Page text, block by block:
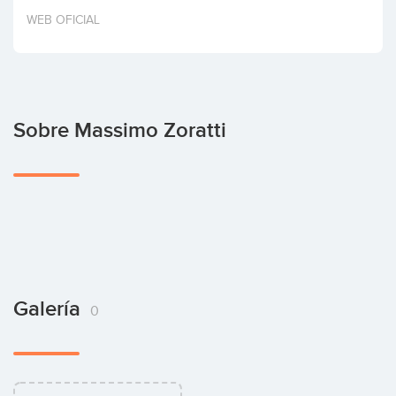
Invertir
WEB OFICIAL
Sobre Massimo Zoratti
Galería 0